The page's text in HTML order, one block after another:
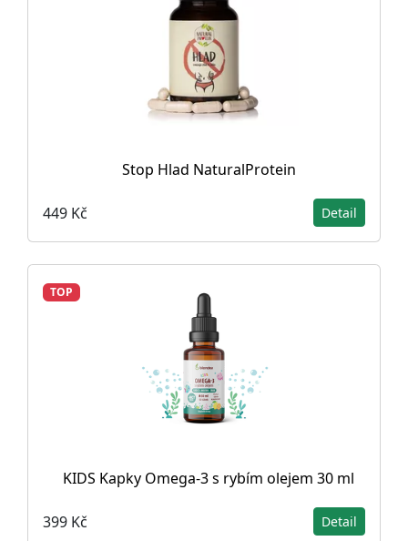
Stop Hlad NaturalProtein
449 Kč Detail
TOP
KIDS Kapky Omega-3 s rybím olejem 30 ml
399 Kč Detail